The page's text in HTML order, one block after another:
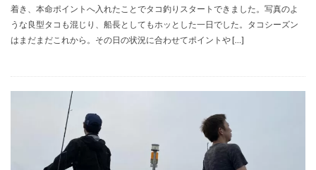
着き、本命ポイントへ入れたことでタコ釣りスタートできました。写真のよ
うな良型タコも混じり、船長としてもホッとした一日でした。タコシーズン
はまだまだこれから。その日の状況に合わせてポイントや […]